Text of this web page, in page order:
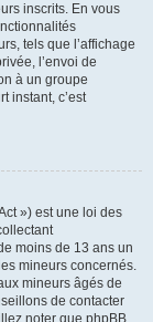
inscrits. En vous
tels que l’affichage
l’envoi de
à un groupe
instant, c’est
») est une loi des
moins de 13 ans un
mineurs concernés.
mineurs âgés de
de contacter
noter que phpBB